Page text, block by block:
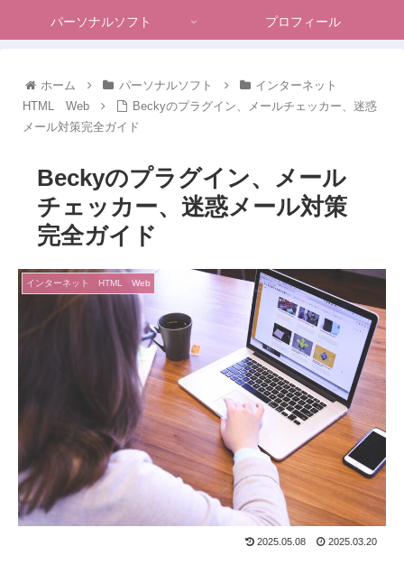
パーソナルソフト プロフィール
ホーム パーソナルソフト
インターネット
HTML Web
Beckyのプラグイン、メールチェッカー、迷惑
メール対策完全ガイド
Beckyのプラグイン、メール
チェッカー、迷惑メール対策
完全ガイド
インターネット HTML Web
2025.05.08 2025.03.20